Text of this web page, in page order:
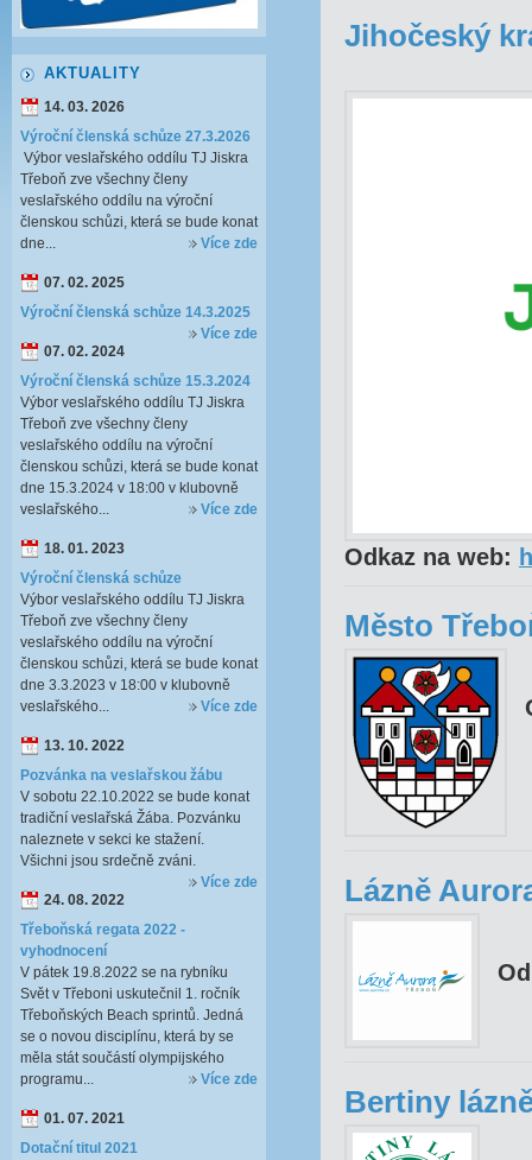
Jihočeský
Odkaz na web:
Město
Lázně
Bertiny
AKTUALITY
14. 03. 2026
Výroční členská schůze 27.3.2026
Výbor veslařského oddílu TJ Jiskra
Třeboň zve všechny členy
veslařského oddílu na výroční
členskou schůzi, která se bude konat
dne...
Více zde
07. 02. 2025
Výroční členská schůze 14.3.2025
Více zde
07. 02. 2024
Výroční členská schůze 15.3.2024
Výbor veslařského oddílu TJ Jiskra
Třeboň zve všechny členy
veslařského oddílu na výroční
členskou schůzi, která se bude konat
dne 15.3.2024 v 18:00 v klubovně
veslařského...
Více zde
18. 01. 2023
Výroční členská schůze
Výbor veslařského oddílu TJ Jiskra
Třeboň zve všechny členy
veslařského oddílu na výroční
členskou schůzi, která se bude konat
dne 3.3.2023 v 18:00 v klubovně
veslařského...
Více zde
13. 10. 2022
Pozvánka na veslařskou žábu
V sobotu 22.10.2022 se bude konat
tradiční veslařská Žába. Pozvánku
naleznete v sekci ke stažení.
Všichni jsou srdečně zváni.
Více zde
24. 08. 2022
Třeboňská regata 2022 -
vyhodnocení
V pátek 19.8.2022 se na rybníku
Svět v Třeboni uskutečnil 1. ročník
Třeboňských Beach sprintů. Jedná
se o novou disciplínu, která by se
měla stát součástí olympijského
programu...
Více zde
01. 07. 2021
Dotační titul 2021